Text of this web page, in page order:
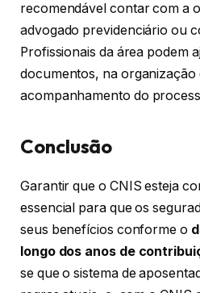
recomendável contar com a
advogado previdenciário ou
Profissionais da área podem
documentos, na organização
acompanhamento do
Conclusão
Garantir que o CNIS esteja
essencial para que os
seus benefícios conforme o
longo dos anos de
se que o sistema de